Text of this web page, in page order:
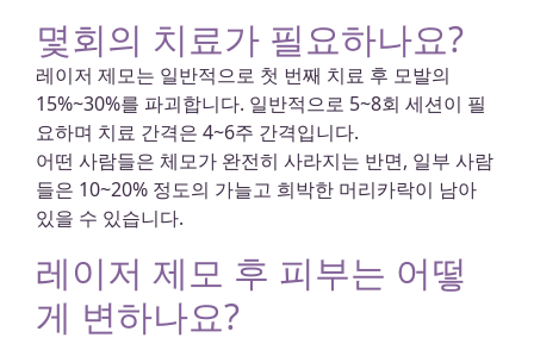
몇회의 치료가 필요하나요?
레이저 제모는 일반적으로 첫 번째 치료 후 모발의
15%~30%를 파괴합니다. 일반적으로 5~8회 세션이 필
요하며 치료 간격은 4~6주 간격입니다.
어떤 사람들은 체모가 완전히 사라지는 반면, 일부 사람
들은 10~20% 정도의 가늘고 희박한 머리카락이 남아
있을 수 있습니다.
레이저 제모 후 피부는 어떻
게 변하나요?